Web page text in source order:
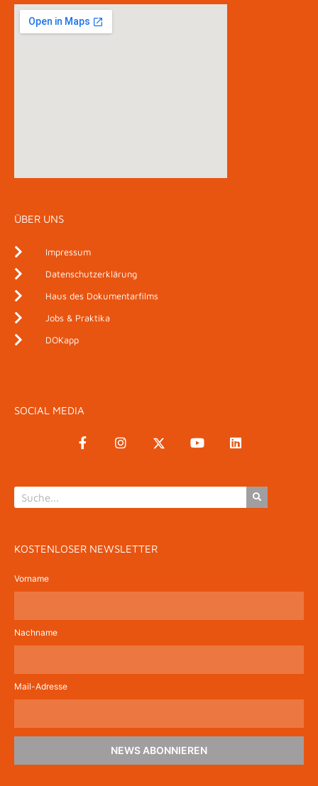
ÜBER UNS
Impressum
Datenschutzerklärung
Haus des Dokumentarfilms
Jobs & Praktika
DOKapp
SOCIAL MEDIA
KOSTENLOSER NEWSLETTER
Vorname
Nachname
Mail-Adresse
NEWS ABONNIEREN